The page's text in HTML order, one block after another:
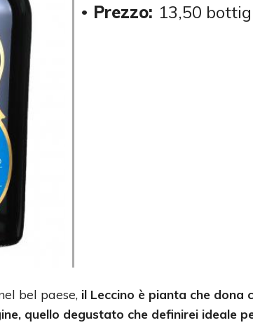
• Prezzo: 13,50
bel paese, il Leccino è pianta che
quello degustato che definirei ideale